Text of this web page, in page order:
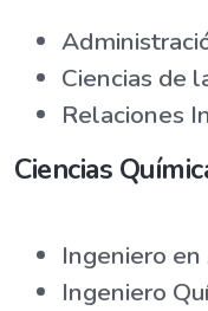
Ciencias de
Relaciones
Ciencias
Ingeniero
Ingeniero